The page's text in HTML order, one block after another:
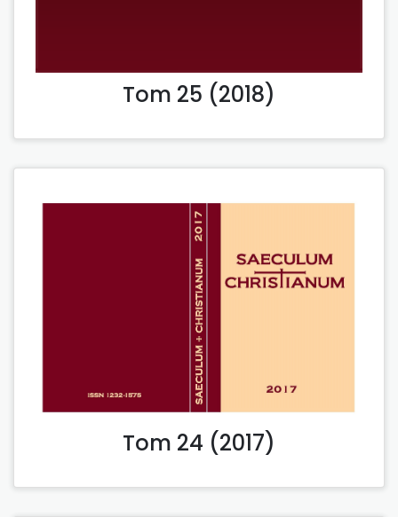
Tom 25 (2018)
Tom 24 (2017)